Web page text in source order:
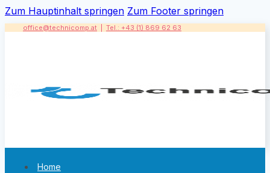
Zum Hauptinhalt springen Zum Footer springen
office@technicomp.at Tel.: +43 (1) 869 62 63
Home